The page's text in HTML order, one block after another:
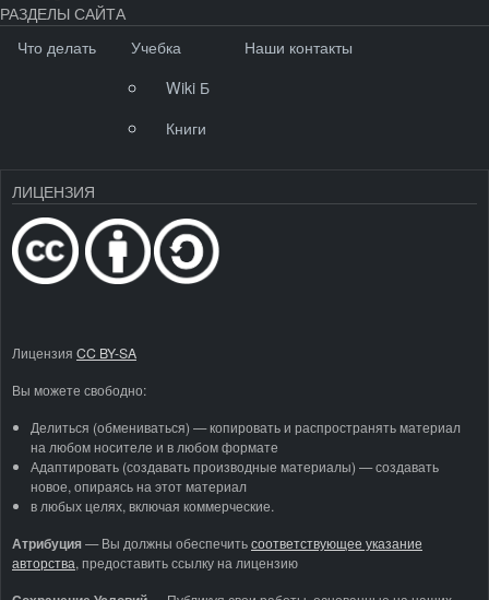
РАЗДЕЛЫ САЙТА
Что делать
Учебка
Wiki Б
Книги
Наши контакты
ЛИЦЕНЗИЯ
Лицензия CC BY-SA
Вы можете свободно:
Делиться (обмениваться) — копировать и распространять материал
на любом носителе и в любом формате
Адаптировать (создавать производные материалы) — создавать
новое, опираясь на этот материал
в любых целях, включая коммерческие.
Атрибуция—Вы должны обеспечитьсоответствующее указание
авторства, предоставить ссылку на лицензию